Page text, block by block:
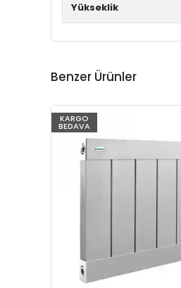
Yükseklik
Benzer Ürünler
KARGO
BEDAVA